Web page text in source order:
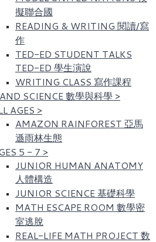
擬聯合國
READING & WRITING 閱讀/寫
作
TED-ED STUDENT TALKS
TED-ED 學生演說
WRITING CLASS 寫作課程
SCIENCE 數學與科學 >
AGES >
AMAZON RAINFOREST 亞馬
遜雨林生態
5 - 7 >
JUNIOR HUMAN ANATOMY
人體構造
JUNIOR SCIENCE 基礎科學
MATH ESCAPE ROOM 數學密
室逃脫
REAL-LIFE MATH PROJECT 数